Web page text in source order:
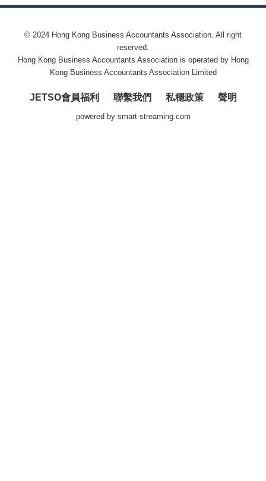
© 2024 Hong Kong Business Accountants Association. All right
reserved.
Hong Kong Business Accountants Association is operated by Hong
Kong Business Accountants Association Limited
JETSO會員福利 聯繫我們 私穩政策 聲明
powered by smart-streaming.com